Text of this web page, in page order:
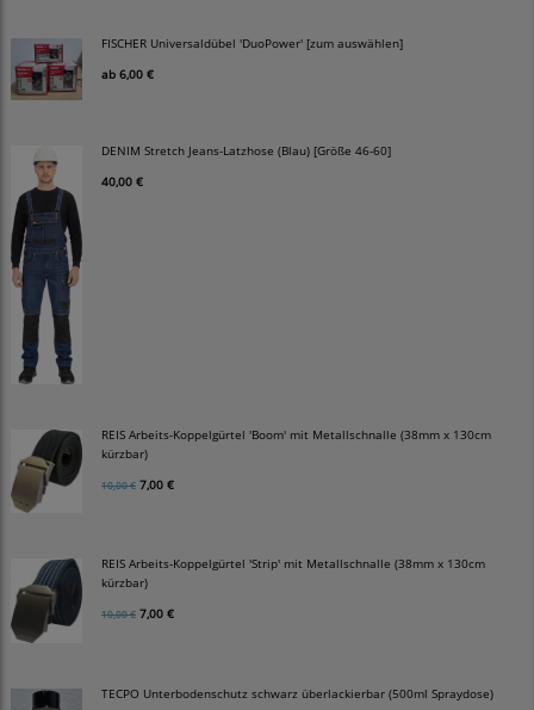
FISCHER Universaldübel 'DuoPower' [zum auswählen]
ab 6,00 €
DENIM Stretch Jeans-Latzhose (Blau) [Größe 46-60]
40,00 €
REIS Arbeits-Koppelgürtel 'Boom' mit Metallschnalle (38mm x 130cm
kürzbar)
10,00 € 7,00 €
REIS Arbeits-Koppelgürtel 'Strip' mit Metallschnalle (38mm x 130cm
kürzbar)
10,00 € 7,00 €
TECPO Unterbodenschutz schwarz überlackierbar (500ml Spraydose)